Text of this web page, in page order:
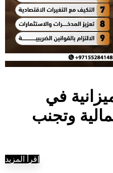
في
وتجنب
إقرأ المزيد